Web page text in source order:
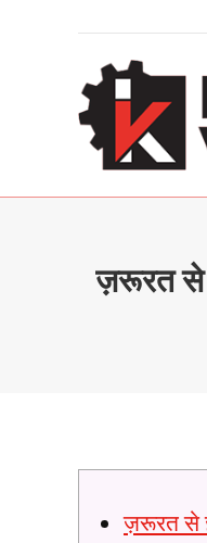
ज़रूरत से
ज़रूरत से